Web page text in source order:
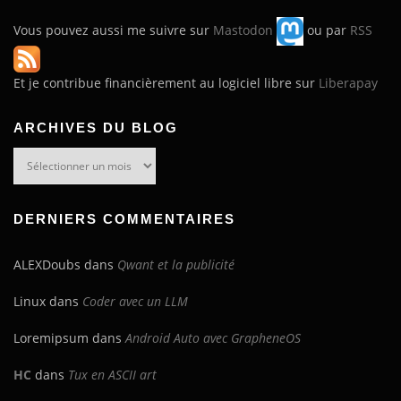
Vous pouvez aussi me suivre sur Mastodon ou par RSS
Et je contribue financièrement au logiciel libre sur Liberapay
ARCHIVES DU BLOG
DERNIERS COMMENTAIRES
ALEXDoubs dans Qwant et la publicité
Linux dans Coder avec un LLM
Loremipsum dans Android Auto avec GrapheneOS
HC dans Tux en ASCII art